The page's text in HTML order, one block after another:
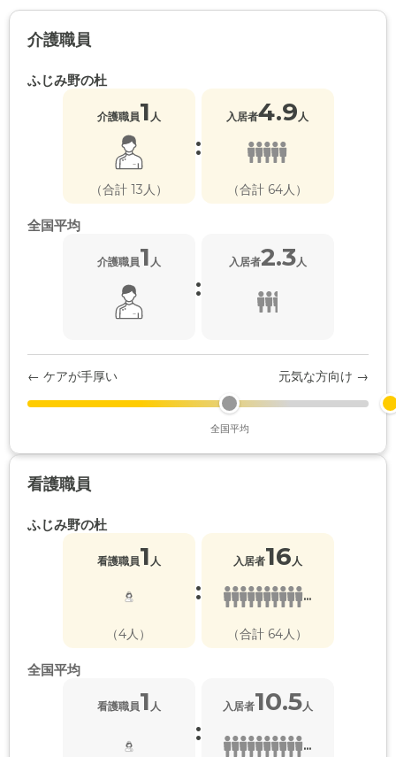
介護職員
ふじみ野の杜
介護職員1 人
（合計 13人）
:
入居者4.9人
（合計 64人）
全国平均
介護職員1 人
:
入居者2.3人
← ケアが手厚い 元気な方向け →
全国平均
看護職員
ふじみ野の杜
看護職員1 人
（4人）
:
入居者16人
...
（合計 64人）
全国平均
看護職員1 人
:
入居者10.5人
...